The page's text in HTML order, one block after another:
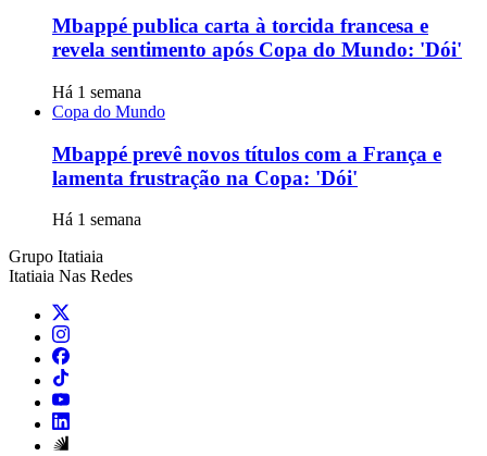
Mbappé publica carta à torcida francesa e
revela sentimento após Copa do Mundo: 'Dói'
Há 1 semana
Copa do Mundo
Mbappé prevê novos títulos com a França e
lamenta frustração na Copa: 'Dói'
Há 1 semana
Grupo Itatiaia
Itatiaia Nas Redes